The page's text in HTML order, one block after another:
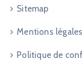
Sitemap
Mentions légales
Politique de